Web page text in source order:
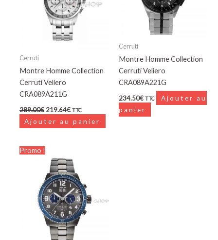
Cerruti
Montre Homme Collection
Cerruti Veliero
CRA089A211G
289.00€ 219.64€ TTC
Ajouter au panier
Cerruti
Montre Homme Collection
Cerruti Veliero
CRA089A221G
234.50€ TTC
Ajouter au
panier
Promo !
initial
était :
359.04€.
actuel
est :
197.45€.